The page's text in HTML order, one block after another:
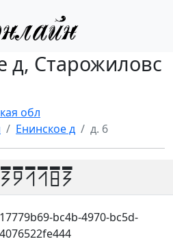
д, Старожиловс
обл
Енинское д д. 6
391183
17779b69-bc4b-4970-bc5d-
4076522fe444